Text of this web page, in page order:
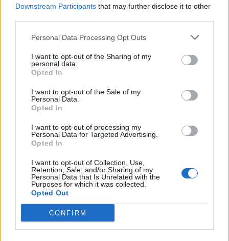
Downstream Participants that may further disclose it to other
Personal Data Processing Opt Outs
I want to opt-out of the Sharing of my
personal data.
Opted In
I want to opt-out of the Sale of my
Personal Data.
Opted In
I want to opt-out of processing my
Personal Data for Targeted Advertising.
Opted In
I want to opt-out of Collection, Use,
Retention, Sale, and/or Sharing of my
Personal Data that Is Unrelated with the
Purposes for which it was collected.
Opted Out
CONFIRM
(aerosztatikai nyomásnak) szoktak nevezni. Számunkra általában
az a fontos, hogy a Föld felszínén, a levegőóceán alján mekkora a
A levegő tömege a gravitációs erő miatt nyomást gyakorol a
földfelszínre és a testekre. A levegő súlyának felületegységre ható
értékét definiáljuk légnyomásként. Az SI rendszerben